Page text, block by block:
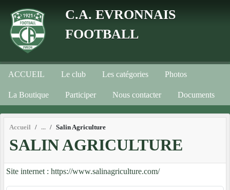
C.A. EVRONNAIS
FOOTBALL
ACCUEIL Le club Les catégories Photos
La Boutique Participer Nous contacter Documents
Accueil Salin Agriculture
SALIN AGRICULTURE
Site internet : https://www.salinagriculture.com/